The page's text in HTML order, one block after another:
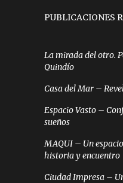
PUBLICACIONES
La mirada del otro.
Quindío
Casa del Mar –
Espacio Vasto –
sueños
MAQUI – Un
historia y encuentro
Ciudad Impresa –